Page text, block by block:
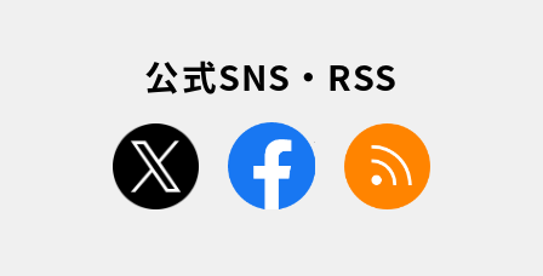
公式SNS・RSS
twitter facebook